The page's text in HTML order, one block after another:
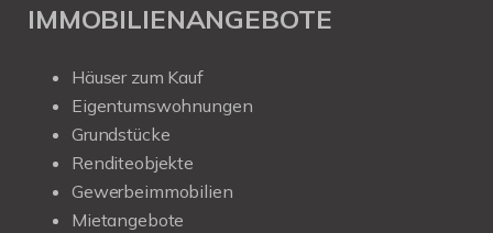
IMMOBILIENANGEBOTE
Häuser zum Kauf
Eigentumswohnungen
Grundstücke
Renditeobjekte
Gewerbeimmobilien
Mietangebote